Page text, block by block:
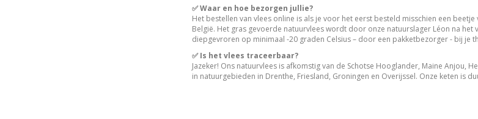
✅ Waar en hoe bezorgen jullie?
Het bestellen van vlees online is als je voor het eerst besteld misschien een
België. Het gras gevoerde natuurvlees wordt door onze natuurslager Léon na
diepgevroren op minimaal -20 graden Celsius – door een pakketbezorger - bij je
✅ Is het vlees traceerbaar?
Jazeker! Ons natuurvlees is afkomstig van de Schotse Hooglander, Maine Anjou,
in natuurgebieden in Drenthe, Friesland, Groningen en Overijssel. Onze keten is